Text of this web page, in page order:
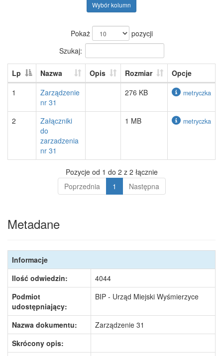
Wybór kolumn
Pokaż
pozycji
Szukaj:
Lp Nazwa Opis Rozmiar
Opcje
1
Zarządzenie
nr 31
276 KB metryczka
2
Załączniki
do
zarzadzenia
nr 31
1 MB metryczka
Pozycje od 1 do 2 z 2 łącznie
Poprzednia
1 Następna
Metadane
Informacje
Ilość odwiedzin:
4044
Podmiot
udostępniający:
BIP - Urząd Miejski Wyśmierzyce
Nazwa dokumentu:
Zarządzenie 31
Skrócony opis: